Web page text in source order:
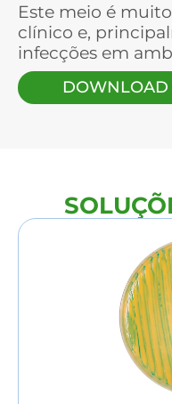
Este meio é
clínico e,
infecções em